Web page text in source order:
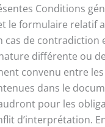
Conditions
le formulaire relatif
cas de contradiction
différente ou
convenu entre
dans le
pour les
d’interprétation.